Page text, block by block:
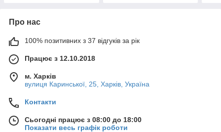
Про нас
100% позитивних з 37 відгуків за рік
Працює з 12.10.2018
м. Харків
вулиця Каринської, 25, Харків, Україна
Контакти
Сьогодні працює з 08:00 до 18:00
Показати весь графік роботи